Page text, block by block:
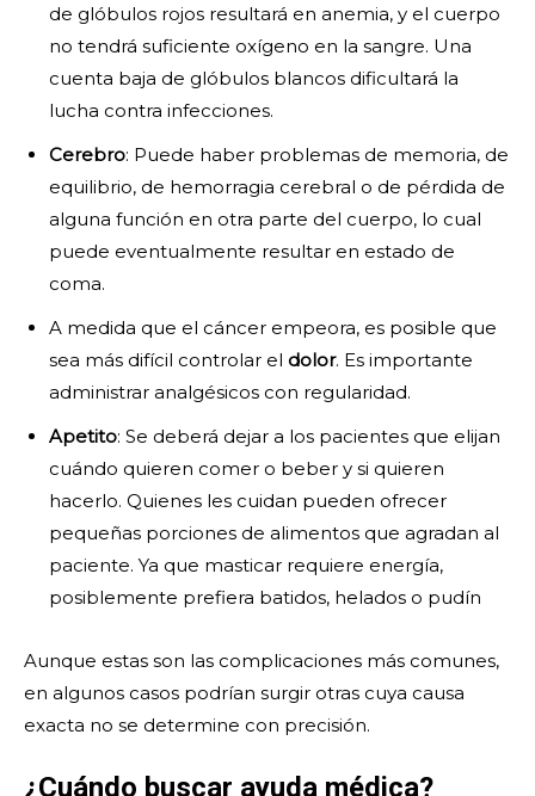
de glóbulos rojos resultará en anemia, y el cuerpo
no tendrá suficiente oxígeno en la sangre. Una
cuenta baja de glóbulos blancos dificultará la
lucha contra infecciones.
Cerebro: Puede haber problemas de memoria, de
equilibrio, de hemorragia cerebral o de pérdida de
alguna función en otra parte del cuerpo, lo cual
puede eventualmente resultar en estado de
coma.
A medida que el cáncer empeora, es posible que
sea más difícil controlar el dolor. Es importante
administrar analgésicos con regularidad.
Apetito: Se deberá dejar a los pacientes que elijan
cuándo quieren comer o beber y si quieren
hacerlo. Quienes les cuidan pueden ofrecer
pequeñas porciones de alimentos que agradan al
paciente. Ya que masticar requiere energía,
posiblemente prefiera batidos, helados o pudín
Aunque estas son las complicaciones más comunes,
en algunos casos podrían surgir otras cuya causa
exacta no se determine con precisión.
¿Cuándo buscar ayuda médica?